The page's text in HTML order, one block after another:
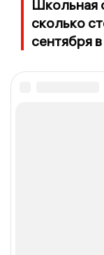
Школьная
сколько
сентября